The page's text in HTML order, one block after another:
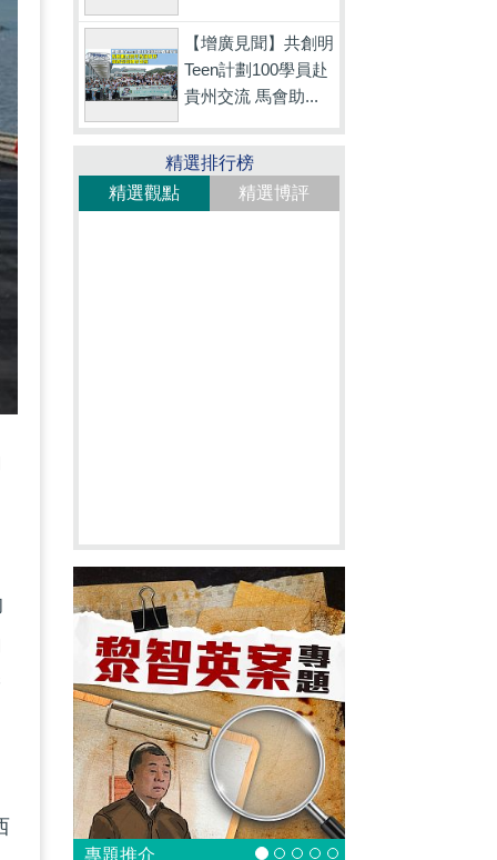
【增廣見聞】共創明
Teen計劃100學員赴
貴州交流 馬會助...
精選排行榜
精選觀點
精選博評
專題推介